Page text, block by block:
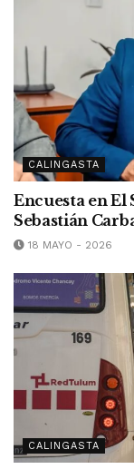
CALINGASTA
Encuesta en El
Sebastián
18 MAYO - 2026
CALINGASTA